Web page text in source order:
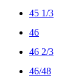
45 1/3
46
46 2/3
46/48